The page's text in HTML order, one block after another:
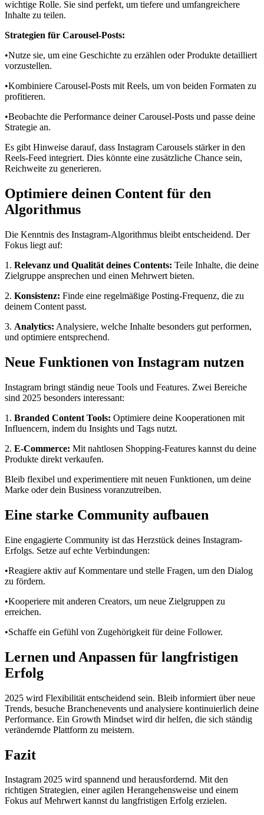
wichtige Rolle. Sie sind perfekt, um tiefere und umfangreichere
Inhalte zu teilen.
Strategien für Carousel-Posts:
•Nutze sie, um eine Geschichte zu erzählen oder Produkte detailliert
vorzustellen.
•Kombiniere Carousel-Posts mit Reels, um von beiden Formaten zu
profitieren.
•Beobachte die Performance deiner Carousel-Posts und passe deine
Strategie an.
Es gibt Hinweise darauf, dass Instagram Carousels stärker in den
Reels-Feed integriert. Dies könnte eine zusätzliche Chance sein,
Reichweite zu generieren.
Optimiere deinen Content für den
Algorithmus
Die Kenntnis des Instagram-Algorithmus bleibt entscheidend. Der
Fokus liegt auf:
1. Relevanz und Qualität deines Contents: Teile Inhalte, die deine
Zielgruppe ansprechen und einen Mehrwert bieten.
2. Konsistenz: Finde eine regelmäßige Posting-Frequenz, die zu
deinem Content passt.
3. Analytics: Analysiere, welche Inhalte besonders gut performen,
und optimiere entsprechend.
Neue Funktionen von Instagram nutzen
Instagram bringt ständig neue Tools und Features. Zwei Bereiche
sind 2025 besonders interessant:
1. Branded Content Tools: Optimiere deine Kooperationen mit
Influencern, indem du Insights und Tags nutzt.
2. E-Commerce: Mit nahtlosen Shopping-Features kannst du deine
Produkte direkt verkaufen.
Bleib flexibel und experimentiere mit neuen Funktionen, um deine
Marke oder dein Business voranzutreiben.
Eine starke Community aufbauen
Eine engagierte Community ist das Herzstück deines Instagram-
Erfolgs. Setze auf echte Verbindungen:
•Reagiere aktiv auf Kommentare und stelle Fragen, um den Dialog
zu fördern.
•Kooperiere mit anderen Creators, um neue Zielgruppen zu
erreichen.
•Schaffe ein Gefühl von Zugehörigkeit für deine Follower.
Lernen und Anpassen für langfristigen
Erfolg
2025 wird Flexibilität entscheidend sein. Bleib informiert über neue
Trends, besuche Branchenevents und analysiere kontinuierlich deine
Performance. Ein Growth Mindset wird dir helfen, die sich ständig
verändernde Plattform zu meistern.
Fazit
Instagram 2025 wird spannend und herausfordernd. Mit den
richtigen Strategien, einer agilen Herangehensweise und einem
Fokus auf Mehrwert kannst du langfristigen Erfolg erzielen.